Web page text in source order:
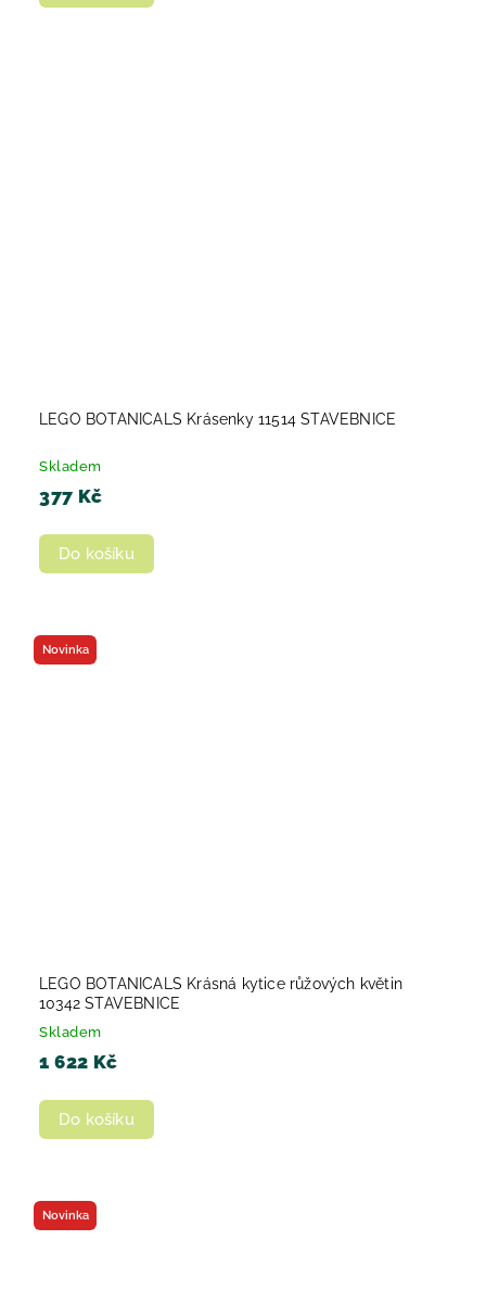
LEGO BOTANICALS Krásenky 11514 STAVEBNICE
Skladem
377 Kč
Do košíku
Novinka
LEGO BOTANICALS Krásná kytice růžových květin
10342 STAVEBNICE
Skladem
1 622 Kč
Do košíku
Novinka